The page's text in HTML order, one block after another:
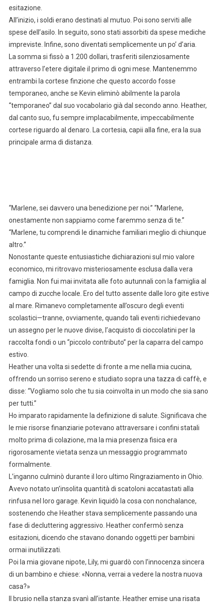
esitazione.
All’inizio, i soldi erano destinati al mutuo. Poi sono serviti alle
spese dell’asilo. In seguito, sono stati assorbiti da spese mediche
impreviste. Infine, sono diventati semplicemente un po’ d’aria.
La somma si fissò a 1.200 dollari, trasferiti silenziosamente
attraverso l’etere digitale il primo di ogni mese. Mantenemmo
entrambi la cortese finzione che questo accordo fosse
temporaneo, anche se Kevin eliminò abilmente la parola
“temporaneo” dal suo vocabolario già dal secondo anno. Heather,
dal canto suo, fu sempre implacabilmente, impeccabilmente
cortese riguardo al denaro. La cortesia, capii alla fine, era la sua
principale arma di distanza.
“Marlene, sei davvero una benedizione per noi.” “Marlene,
onestamente non sappiamo come faremmo senza di te.”
“Marlene, tu comprendi le dinamiche familiari meglio di chiunque
altro.”
Nonostante queste entusiastiche dichiarazioni sul mio valore
economico, mi ritrovavo misteriosamente esclusa dalla vera
famiglia. Non fui mai invitata alle foto autunnali con la famiglia al
campo di zucche locale. Ero del tutto assente dalle loro gite estive
al mare. Rimanevo completamente all’oscuro degli eventi
scolastici—tranne, ovviamente, quando tali eventi richiedevano
un assegno per le nuove divise, l’acquisto di cioccolatini per la
raccolta fondi o un “piccolo contributo” per la caparra del campo
estivo.
Heather una volta si sedette di fronte a me nella mia cucina,
offrendo un sorriso sereno e studiato sopra una tazza di caffè, e
disse: “Vogliamo solo che tu sia coinvolta in un modo che sia sano
per tutti.”
Ho imparato rapidamente la definizione di salute. Significava che
le mie risorse finanziarie potevano attraversare i confini statali
molto prima di colazione, ma la mia presenza fisica era
rigorosamente vietata senza un messaggio programmato
formalmente.
L’inganno culminò durante il loro ultimo Ringraziamento in Ohio.
Avevo notato un’insolita quantità di scatoloni accatastati alla
rinfusa nel loro garage. Kevin liquidò la cosa con nonchalance,
sostenendo che Heather stava semplicemente passando una
fase di decluttering aggressivo. Heather confermò senza
esitazioni, dicendo che stavano donando oggetti per bambini
ormai inutilizzati.
Poi la mia giovane nipote, Lily, mi guardò con l’innocenza sincera
di un bambino e chiese: «Nonna, verrai a vedere la nostra nuova
casa?»
Il brusio nella stanza svanì all’istante. Heather emise una risata